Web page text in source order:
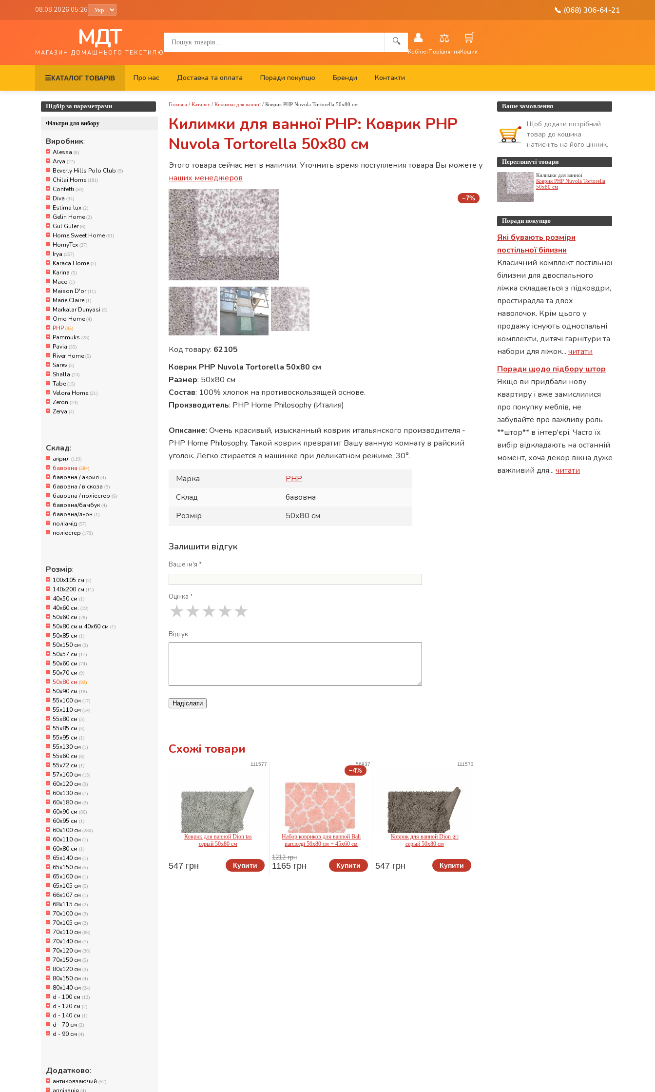
08.08.2026 05:26 📞 (068) 306-64-21
МДТ
МАГАЗИН ДОМАШНЬОГО ТЕКСТИЛЮ
🔍 👤
Кабінет
⚖️
Порівняння
🛒
Кошик
☰КАТАЛОГ ТОВАРІВ Про нас Доставка та оплата Поради покупцю Бренди Контакти
Підбір за параметрами
Фільтри для вибору
Виробник:
Alessa (8)
Arya (27)
Beverly Hills Polo Club (9)
Chilai Home(181)
Confetti (50)
Diva (34)
Estima lux (2)
Gelin Home(2)
Gul Guler(6)
Home Sweet Home(61)
HomyTex (27)
Irya (257)
Karaca Home(2)
Karina (5)
Maco (1)
Maison D'or(11)
Marie Claire(1)
Markalar Dunyasi (5)
Omo Home(4)
PHP (95)
Pammuks (28)
Pavia (35)
River Home(5)
Sarev (5)
Shalla (24)
Tabe(15)
Velora Home(21)
Zeron (24)
Zerya (4)
Склад:
акрил (119)
бавовна (584)
бавовна / акрил (4)
бавовна / віскоза (5)
бавовна / поліестер (6)
бавовна/бамбук (4)
бавовна/льон (1)
поліамід (57)
поліестер (170)
Розмір:
100x105 см (2)
140x200 см (11)
40x50 см (1)
40х60 см. (19)
50x60 см (28)
50x80 см и 40x60 см (1)
50x85 см (1)
50х150 см (3)
50х57 см (17)
50х60 см (74)
50х70 см (9)
50х80 см (92)
50х90 см (18)
55x100 см (17)
55x110 см (14)
55x80 см (5)
55x85 см (5)
55x95 см (1)
55х130 см (1)
55х60 см (6)
55х72 см (1)
57х100 см (13)
60x120 см (9)
60x130 см (7)
60x180 см (2)
60x90 см (86)
60x95 см (1)
60х100 см (280)
60х110 см (1)
60х80 см (1)
65x140 см (1)
65x150 см (5)
65х100 см (1)
65х105 см (5)
66х107 см (1)
68х115 см (2)
70x100 см (3)
70x105 см (2)
70x110 см (86)
70x140 см (7)
70х120 см (36)
70х150 см (5)
80x120 см (3)
80x150 см (4)
80х140 см (24)
d - 100 см (12)
d - 120 см (2)
d - 140 см (1)
d - 70 см (2)
d - 90 см (4)
Додатково:
антиковзаючий (52)
(4)
Головна / Каталог / Килимки для ванної / Коврик PHP Nuvola Tortorella 50x80 см
Килимки для ванної PHP: Коврик PHP
Nuvola Tortorella 50x80 см
Этого товара сейчас нет в наличии. Уточнить время поступления товара Вы можете у
наших менеджеров
−7%
Код товару: 62105
Коврик PHP Nuvola Tortorella 50x80 см
Размер: 50х80 см
Состав: 100% хлопок на противоскользящей основе.
Производитель: PHP Home Philosophy (Италия)
Описание: Очень красивый, изысканный коврик итальянского производителя -
PHP Home Philosophy. Такой коврик превратит Вашу ванную комнату в райский
уголок. Легко стирается в машинке при деликатном режиме, 30°.
Марка
PHP
Склад
бавовна
Розмір
50х80 см
Залишити відгук
Ваше ім'я *
Оцінка *
★
★
★
★
★
Відгук
Надіслати
Схожі товари
111577
Коврик для ванной Dion tas
серый 50x80 см
547 грн Купити
−4%
56937
Набор ковриков для ванной Bali
narcicegi 50x80 см + 45x60 см
1212 грн
1165 грн Купити
111573
Коврик для ванной Dion gri
серый 50x80 см
547 грн Купити
Ваше замовлення
Щоб додати потрібний
товар до кошика
натисніть на його цінник.
Переглянуті товари
Килимки для ванної
Коврик PHP Nuvola Tortorella
50x80 см
Поради покупцю
Які бувають розміри
постільної білизни
Класичний комплект постільної
білизни для двоспального
ліжка складається з підковдри,
простирадла та двох
наволочок. Крім цього у
продажу існують односпальні
комплекти, дитячі гарнітури та
набори для ліжок... читати
Поради щодо підбору штор
Якщо ви придбали нову
квартиру і вже замислилися
про покупку меблів, не
забувайте про важливу роль
**штор** в інтер'єрі. Часто їх
вибір відкладають на останній
момент, хоча декор вікна дуже
важливий для... читати